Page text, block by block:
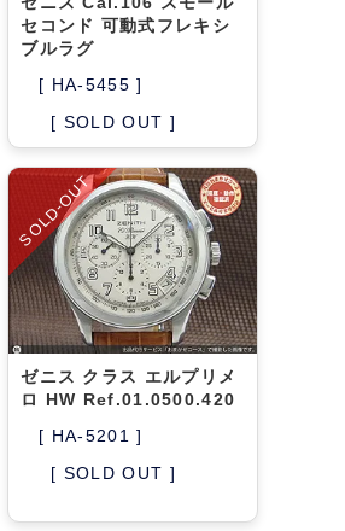
セコンド 可動式フレキシ
ブルラグ
[ HA-5455 ]
[ SOLD OUT ]
SOLD-OUT
ゼニス クラス エルプリメ
ロ HW Ref.01.0500.420
[ HA-5201 ]
[ SOLD OUT ]